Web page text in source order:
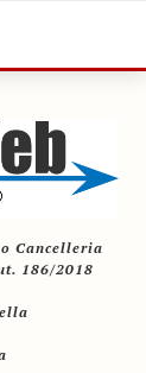
Cancelleria
186/2018